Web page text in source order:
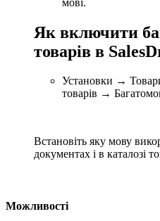
Як включити
товарів в
Установки →
товарів →
Встановіть яку мову
документах і в каталозі
Можливості